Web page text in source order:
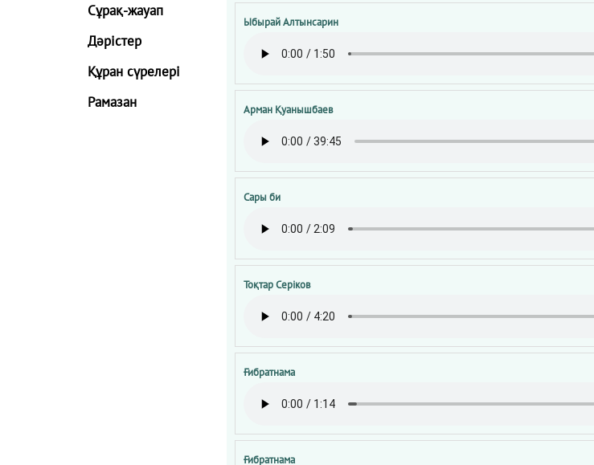
Сұрақ-жауап
Дәрістер
Құран сүрелері
Рамазан
Ыбырай Алтынсарин
Арман Қуанышбаев
Сары би
Тоқтар Серіков
Ғибратнама
Ғибратнама